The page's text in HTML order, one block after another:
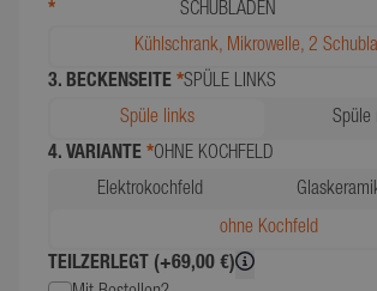
*
SCHUBLADEN
Kühlschrank, Mikrowelle, 2
3. BECKENSEITE *SPÜLE LINKS
Spüle links
Spüle
4. VARIANTE *OHNE KOCHFELD
Elektrokochfeld
ohne Kochfeld
TEILZERLEGT (+69,00 €)